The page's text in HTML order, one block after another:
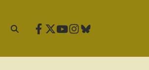
Facebook
Twitter
Youtube
Instagram
Bluesky